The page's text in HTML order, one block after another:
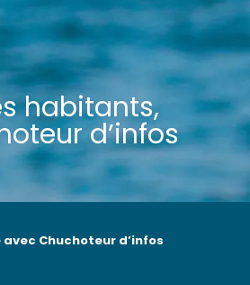
habitants,
d’infos
Chuchoteur d’infos